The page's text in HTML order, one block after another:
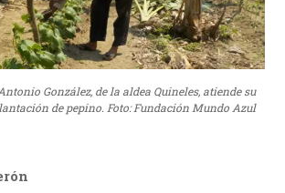
González, de la aldea Quineles, atiende su
de pepino. Foto: Fundación Mundo Azul